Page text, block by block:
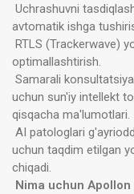
Uchrashuvni
avtomatik ishga
RTLS (Trackerwave)
optimallashtirish.
Samarali
uchun sun'iy intellekt
qisqacha ma'lumotlari.
AI patologlari
uchun taqdim etilgan
chiqadi.
Nima uchun